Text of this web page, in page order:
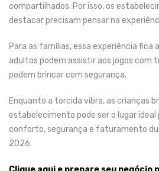
compartilhados. Por isso, os
destacar precisam pensar na
Para as famílias, essa experiência fica
adultos podem assistir aos jogos com
podem brincar com segurança.
Enquanto a torcida vibra, as crianças
estabelecimento pode ser o lugar ideal
conforto, segurança e faturamento
2026.